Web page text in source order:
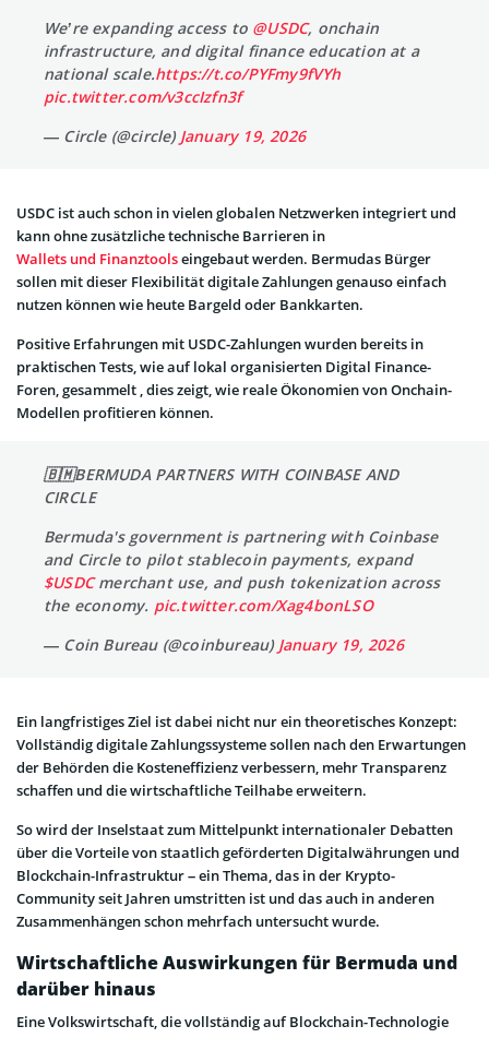
We’re expanding access to @USDC, onchain
infrastructure, and digital finance education at a
national scale.https://t.co/PYFmy9fVYh
pic.twitter.com/v3ccIzfn3f
— Circle (@circle) January 19, 2026
USDC ist auch schon in vielen globalen Netzwerken integriert und
kann ohne zusätzliche technische Barrieren in
Wallets und Finanztoolseingebaut werden. Bermudas Bürger
sollen mit dieser Flexibilität digitale Zahlungen genauso einfach
nutzen können wie heute Bargeld oder Bankkarten.
Positive Erfahrungen mit USDC-Zahlungen wurden bereits in
praktischen Tests, wie auf lokal organisierten Digital Finance-
Foren, gesammelt , dies zeigt, wie reale Ökonomien von Onchain-
Modellen profitieren können.
🇧🇲BERMUDA PARTNERS WITH COINBASE AND
CIRCLE
Bermuda's government is partnering with Coinbase
and Circle to pilot stablecoin payments, expand
$USDCmerchant use, and push tokenization across
the economy. pic.twitter.com/Xag4bonLSO
— Coin Bureau (@coinbureau) January 19, 2026
Ein langfristiges Ziel ist dabei nicht nur ein theoretisches Konzept:
Vollständig digitale Zahlungssysteme sollen nach den Erwartungen
der Behörden die Kosteneffizienz verbessern, mehr Transparenz
schaffen und die wirtschaftliche Teilhabe erweitern.
So wird der Inselstaat zum Mittelpunkt internationaler Debatten
über die Vorteile von staatlich geförderten Digitalwährungen und
Blockchain-Infrastruktur – ein Thema, das in der Krypto-
Community seit Jahren umstritten ist und das auch in anderen
Zusammenhängen schon mehrfach untersucht wurde.
Wirtschaftliche Auswirkungen für Bermuda und
darüber hinaus
Eine Volkswirtschaft, die vollständig auf Blockchain-Technologie